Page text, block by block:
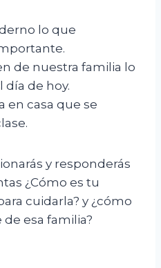
lo que
de nuestra familia lo
de hoy.
en casa que se
y responderás
¿Cómo es tu
cuidarla? y ¿cómo
esa familia?